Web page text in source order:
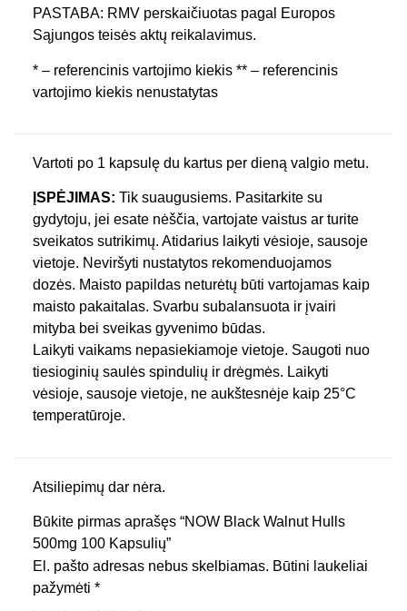
PASTABA: RMV perskaičiuotas pagal Europos
Sąjungos teisės aktų reikalavimus.
* – referencinis vartojimo kiekis ** – referencinis
vartojimo kiekis nenustatytas
Vartoti po 1 kapsulę du kartus per dieną valgio metu.
ĮSPĖJIMAS: Tik suaugusiems. Pasitarkite su
gydytoju, jei esate nėščia, vartojate vaistus ar turite
sveikatos sutrikimų. Atidarius laikyti vėsioje, sausoje
vietoje. Neviršyti nustatytos rekomenduojamos
dozės. Maisto papildas neturėtų būti vartojamas kaip
maisto pakaitalas. Svarbu subalansuota ir įvairi
mityba bei sveikas gyvenimo būdas.
Laikyti vaikams nepasiekiamoje vietoje. Saugoti nuo
tiesioginių saulės spindulių ir drėgmės. Laikyti
vėsioje, sausoje vietoje, ne aukštesnėje kaip 25°C
temperatūroje.
Atsiliepimų dar nėra.
Būkite pirmas aprašęs “NOW Black Walnut Hulls
500mg 100 Kapsulių”
El. pašto adresas nebus skelbiamas. Būtini laukeliai
pažymėti *